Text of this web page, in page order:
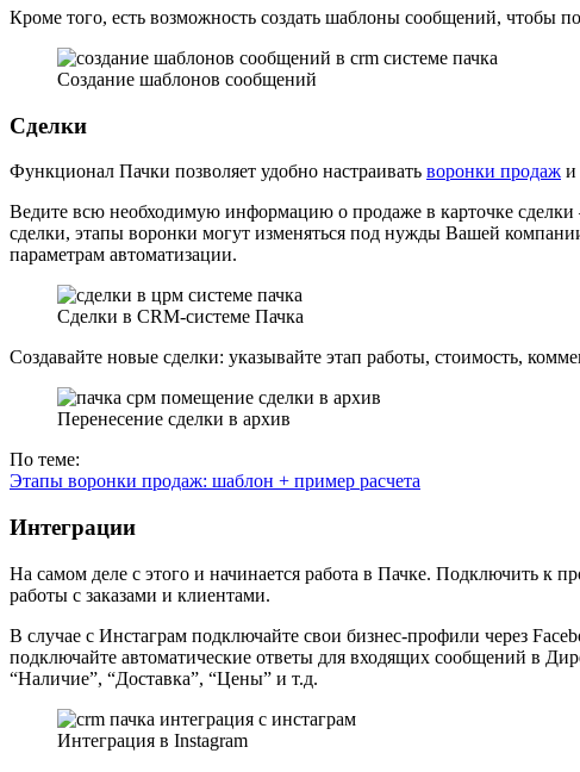
Кроме того, есть возможность создать шаблоны сообщений, чтобы
Создание шаблонов сообщений
Сделки
Функционал Пачки позволяет удобно настраивать воронки продаж и
Ведите всю необходимую информацию о продаже в карточке
сделки, этапы воронки могут изменяться под нужды Вашей
параметрам автоматизации.
Сделки в CRM-системе Пачка
Создавайте новые сделки: указывайте этап работы, стоимость,
Перенесение сделки в архив
По теме:
Этапы воронки продаж: шаблон + пример расчета
Интеграции
На самом деле с этого и начинается работа в Пачке. Подключить к
работы с заказами и клиентами.
В случае с Инстаграм подключайте свои бизнес-профили через
подключайте автоматические ответы для входящих сообщений в
“Наличие”, “Доставка”, “Цены” и т.д.
Интеграция в Instagram